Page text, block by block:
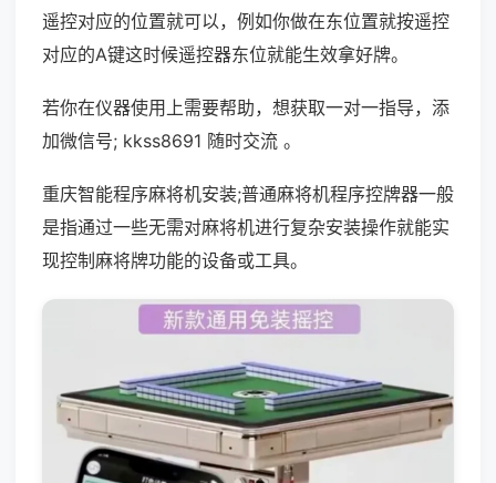
遥控对应的位置就可以，例如你做在东位置就按遥控
对应的A键这时候遥控器东位就能生效拿好牌。
若你在仪器使用上需要帮助，想获取一对一指导，添
加微信号; kkss8691 随时交流 。
重庆智能程序麻将机安装;普通麻将机程序控牌器一般
是指通过一些无需对麻将机进行复杂安装操作就能实
现控制麻将牌功能的设备或工具。